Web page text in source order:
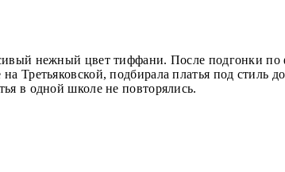
нежный цвет тиффани. После подгонки по
Третьяковской, подбирала платья под стиль
в одной школе не повторялись.